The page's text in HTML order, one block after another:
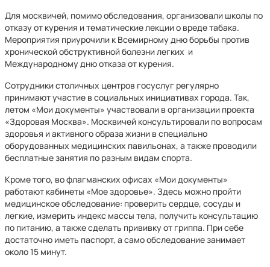
Для москвичей, помимо обследования, организовали школы по
отказу от курения и тематические лекции о вреде табака.
Мероприятия приурочили к Всемирному дню борьбы против
хронической обструктивной болезни легких и
Международному дню отказа от курения.
Сотрудники столичных центров госуслуг регулярно
принимают участие в социальных инициативах города. Так,
летом «Мои документы» участвовали в организации проекта
«Здоровая Москва». Москвичей консультировали по вопросам
здоровья и активного образа жизни в специально
оборудованных медицинских павильонах, а также проводили
бесплатные занятия по разным видам спорта.
Кроме того, во флагманских офисах «Мои документы»
работают кабинеты «Мое здоровье». Здесь можно пройти
медицинское обследование: проверить сердце, сосуды и
легкие, измерить индекс массы тела, получить консультацию
по питанию, а также сделать прививку от гриппа. При себе
достаточно иметь паспорт, а само обследование занимает
около 15 минут.